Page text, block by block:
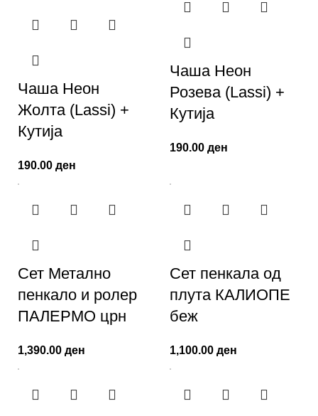
Чаша Неон
Жолта (Lassi) +
Кутија
190.00 ден
Чаша Неон
Розева (Lassi) +
Кутија
190.00 ден
Сет Метално
пенкало и ролер
ПАЛЕРМО црн
1,390.00 ден
Сет пенкала од
плута КАЛИОПЕ
беж
1,100.00 ден